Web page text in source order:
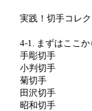
実践！切手コレ
4-1. まずはここ
手彫切手
小判切手
菊切手
田沢切手
昭和切手